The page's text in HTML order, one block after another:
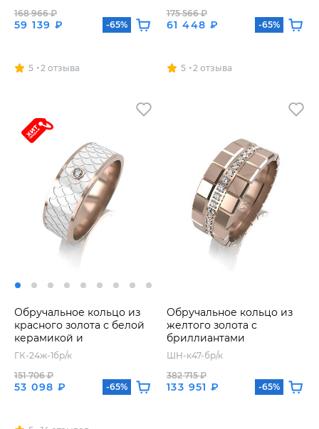
59 139 ₽
168 966 ₽
-65%
5 2 отзыва
61 448 ₽
175 566 ₽
-65%
5 2 отзыва
Обручальное кольцо из
красного золота с белой
керамикой и
бриллиантом
ГК-24ж-1бр/к
53 098 ₽
151 706 ₽
-65%
Обручальное кольцо из
желтого золота с
бриллиантами
ШН-к47-бр/к
133 951 ₽
382 715 ₽
-65%